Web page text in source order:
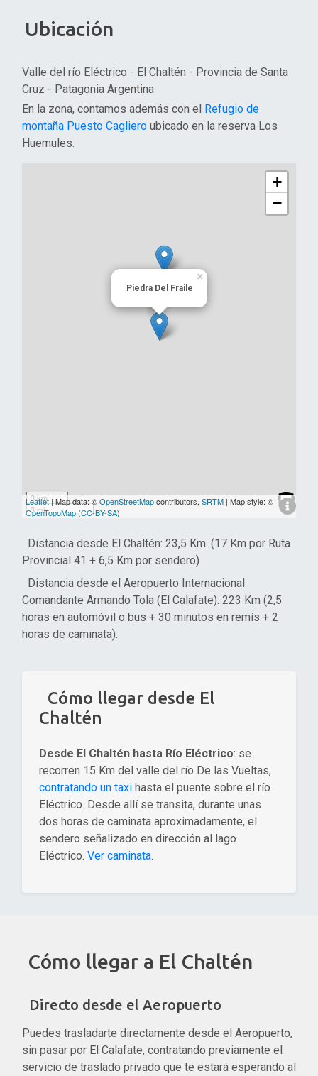
Ubicación
Valle del río Eléctrico - El Chaltén - Provincia de Santa
Cruz - Patagonia Argentina
En la zona, contamos además con el
Refugio de
montaña Puesto Cagliero ubicado en la reserva Los
Huemules.
Piedra Del Fraile
×
+
−
3 km
3 mi
Leaflet| Map data: ©OpenStreetMapcontributors, SRTM | Map style: ©
OpenTopoMap (CC-BY-SA)
Distancia desde El Chaltén: 23,5 Km. (17 Km por Ruta
Provincial 41 + 6,5 Km por sendero)
Distancia desde el Aeropuerto Internacional
Comandante Armando Tola (El Calafate): 223 Km (2,5
horas en automóvil o bus + 30 minutos en remís + 2
horas de caminata).
Cómo llegar desde El
Chaltén
Desde El Chaltén hasta Río Eléctrico: se
recorren 15 Km del valle del río De las Vueltas,
contratando un taxi hasta el puente sobre el río
Eléctrico. Desde allí se transita, durante unas
dos horas de caminata aproximadamente, el
sendero señalizado en dirección al lago
Eléctrico. Ver caminata.
Cómo llegar a El Chaltén
Directo desde el Aeropuerto
Puedes trasladarte directamente desde el Aeropuerto,
sin pasar por El Calafate, contratando previamente el
servicio de traslado privado que te estará esperando al